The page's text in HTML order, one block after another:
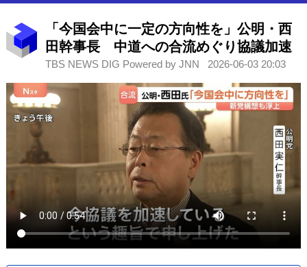
「今国会中に一定の方向性を」公明・西
田幹事長 中道への合流めぐり協議加速
TBS NEWS DIG Powered by JNN 2026-06-03 20:03